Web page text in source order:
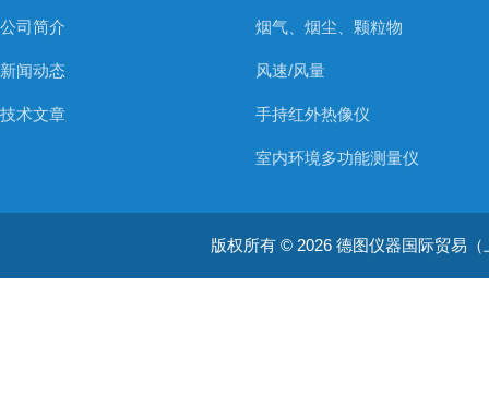
公司简介
新闻动态
技术文章
烟气、烟尘、颗粒物
风速/风量
手持红外热像仪
室内环境多功能测量仪
温湿度仪器
版权所有 © 2026 德图仪器国际贸易